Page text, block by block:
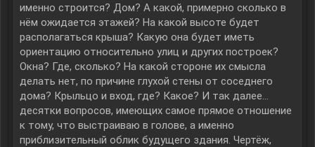
именно строится? Дом? А какой, примерно сколько в
нём ожидается этажей? На какой высоте будет
располагаться крыша? Какую она будет иметь
ориентацию относительно улиц и других построек?
Окна? Где, сколько? На какой стороне их смысла
делать нет, по причине глухой стены от соседнего
дома? Крыльцо и вход, где? Какое? И так далее…
десятки вопросов, имеющих самое прямое отношение
к тому, что выстраиваю в голове, а именно
приблизительный облик будущего здания. Чертёж,